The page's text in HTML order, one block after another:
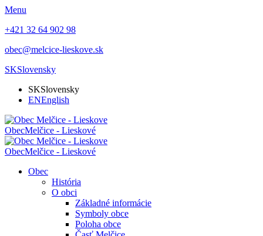
Menu
+421 32 64 902 98
obec@melcice-lieskove.sk
SKSlovensky
SKSlovensky
ENEnglish
ObecMelčice - Lieskové
ObecMelčice - Lieskové
Obec
História
O obci
Základné informácie
Symboly obce
Poloha obce